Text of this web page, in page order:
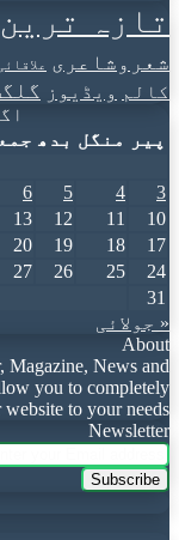
تازہ ترین
شعروشاعری
کالم ویڈیوز
پیر
منگل بدھ
3
4
5
6
10
11
12
13
17
18
19
20
24
25
26
27
31
« جولائی
About
Magazine, News and
you to completely
to your needs.
Newsletter
Enter
your
Email